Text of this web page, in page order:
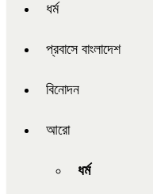
ধর্ম
প্রবাসে বাংলাদেশ
বিনোদন
আরো
ধর্ম